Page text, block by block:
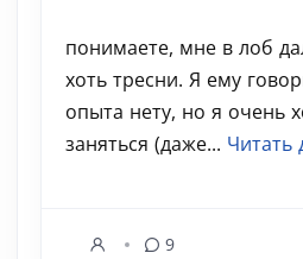
понимаете, мне в лоб
хоть тресни. Я ему
опыта нету, но я очень
заняться (даже... Читать
9